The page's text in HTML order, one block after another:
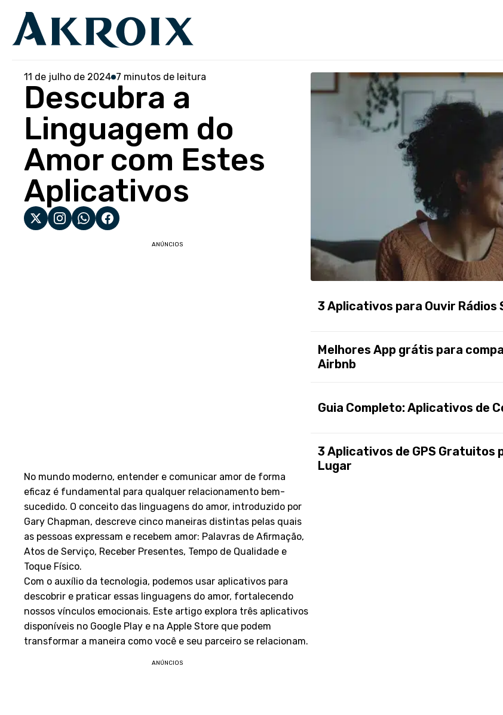
11 de julho de 2024 7 minutos de leitura
Descubra a
Linguagem do
Amor com Estes
Aplicativos
ANÚNCIOS
No mundo moderno, entender e comunicar amor de forma
eficaz é fundamental para qualquer relacionamento bem-
sucedido. O conceito das linguagens do amor, introduzido por
Gary Chapman, descreve cinco maneiras distintas pelas quais
as pessoas expressam e recebem amor: Palavras de Afirmação,
Atos de Serviço, Receber Presentes, Tempo de Qualidade e
Toque Físico.
Com o auxílio da tecnologia, podemos usar aplicativos para
descobrir e praticar essas linguagens do amor, fortalecendo
nossos vínculos emocionais. Este artigo explora três aplicativos
disponíveis no Google Play e na Apple Store que podem
transformar a maneira como você e seu parceiro se relacionam.
ANÚNCIOS
3 Aplicativos para Ouvir Rádios
Melhores App grátis para
Airbnb
Guia Completo: Aplicativos de
3 Aplicativos de GPS Gratuitos
Lugar